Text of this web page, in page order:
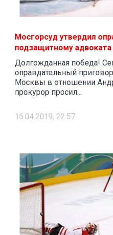
Мосгорсуд утвердил
подзащитному адвоката
Долгожданная победа!
оправдательный
Москвы в отношении
прокурор просил...
16.04.2019, 22:57